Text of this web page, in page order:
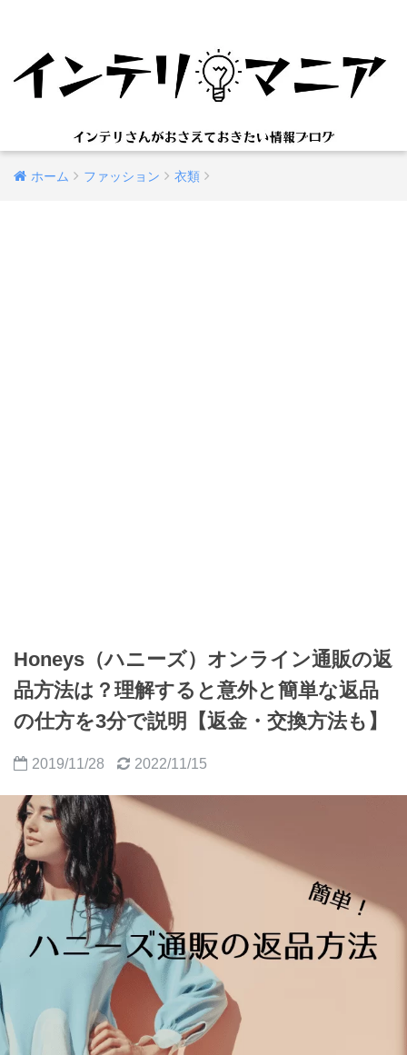
ホーム ファッション 衣類
Honeys（ハニーズ）オンライン通販の返
品方法は？理解すると意外と簡単な返品
の仕方を3分で説明【返金・交換方法も】
2019/11/28 2022/11/15